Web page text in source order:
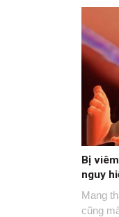
Bị
nguy
Mang
cũng